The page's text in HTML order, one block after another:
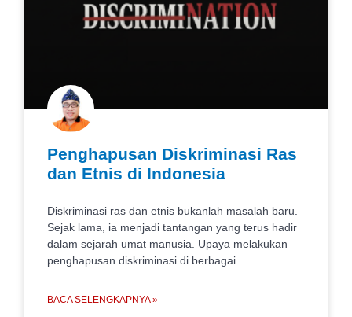
Penghapusan Diskriminasi Ras
dan Etnis di Indonesia
Diskriminasi ras dan etnis bukanlah masalah baru.
Sejak lama, ia menjadi tantangan yang terus hadir
dalam sejarah umat manusia. Upaya melakukan
penghapusan diskriminasi di berbagai
BACA SELENGKAPNYA »